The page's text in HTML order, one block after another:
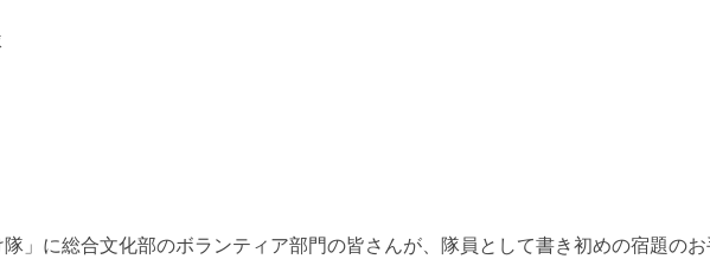
」に総合文化部のボランティア部門の皆さんが、隊員として書き初めの宿題のお